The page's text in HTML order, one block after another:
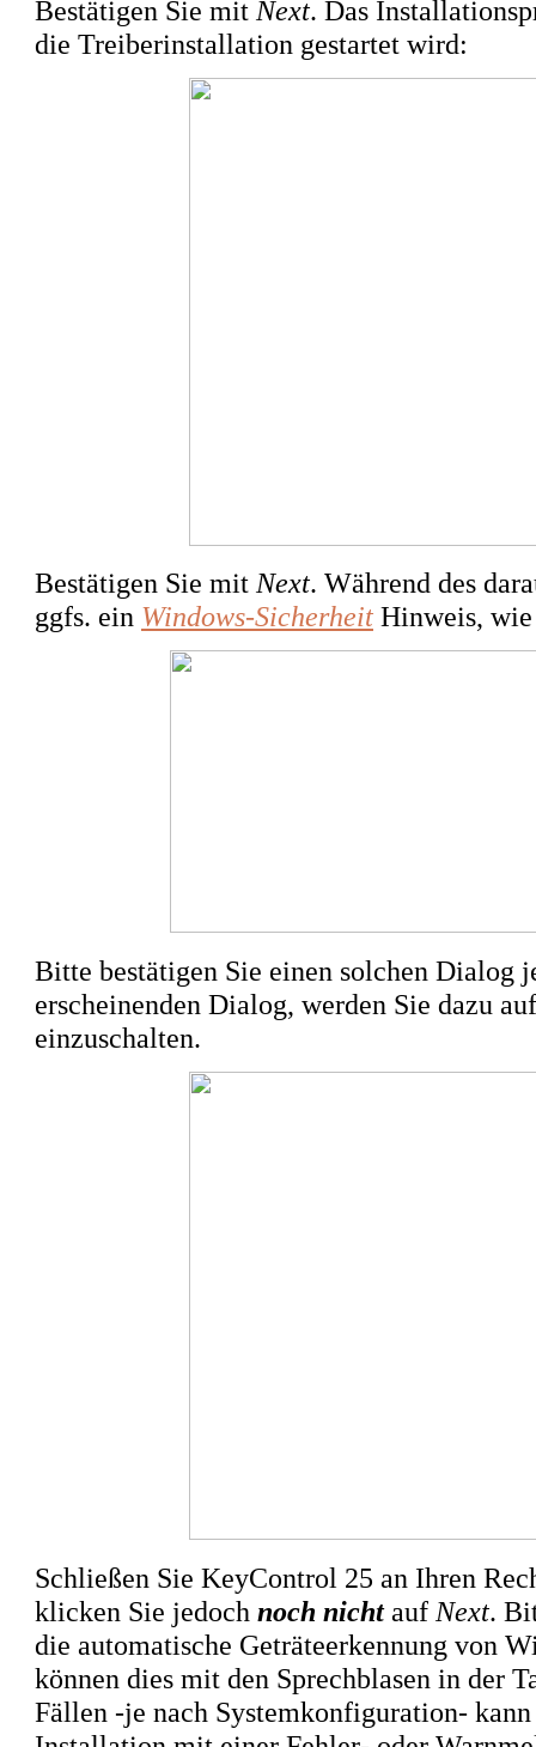
Bestätigen Sie mit Next. Das
die Treiberinstallation gestartet wird:
Bestätigen Sie mit Next. Während des
ggfs. ein Windows-Sicherheit Hinweis,
Bitte bestätigen Sie einen solchen Dialog
erscheinenden Dialog, werden Sie dazu
einzuschalten.
Schließen Sie KeyControl 25 an Ihren
klicken Sie jedoch noch nichtauf Next.
die automatische Geträteerkennung von
können dies mit den Sprechblasen in der
Fällen -je nach Systemkonfiguration- kann